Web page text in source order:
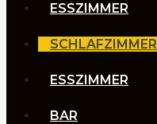
ESSZIMMER
SCHLAFZIMMER
ESSZIMMER
BAR